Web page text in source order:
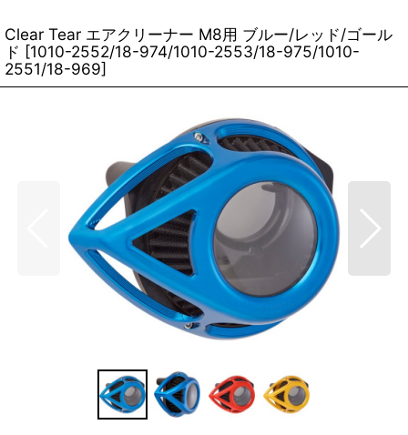
Clear Tear エアクリーナー M8用 ブルー/レッド/ゴール
ド [1010-2552/18-974/1010-2553/18-975/1010-
2551/18-969]